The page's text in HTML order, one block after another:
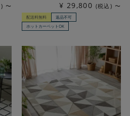
〜 ¥ 29,800 税込 〜
配送料無料
返品不可
ホットカーペットOK